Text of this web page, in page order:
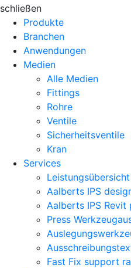
schließen
Produkte
Branchen
Anwendungen
Medien
Alle Medien
Fittings
Rohre
Ventile
Sicherheitsventile
Kran
Services
Leistungsübersicht
Aalberts IPS
Aalberts IPS Revit
Press
Fast Fix support